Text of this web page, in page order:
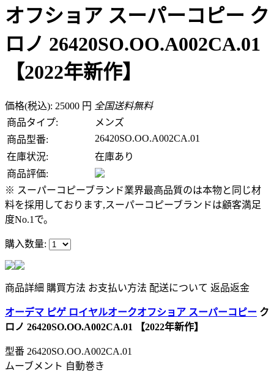
オフショア スーパーコピー ク
ロノ 26420SO.OO.A002CA.01
【2022年新作】
価格(税込): 25000 円 全国送料無料
商品タイプ:
メンズ
商品型番:
26420SO.OO.A002CA.01
在庫状況:
在庫あり
商品評価:
※ スーパーコピーブランド業界最高品質のは本物と同じ材
料を採用しております,スーパーコピーブランドは顧客満足
度No.1で。
購入数量:
商品詳細 購買方法 お支払い方法 配送について 返品返金
オーデマ ピゲ ロイヤルオークオフショア スーパーコピー ク
ロノ 26420SO.OO.A002CA.01 【2022年新作】
型番 26420SO.OO.A002CA.01
ムーブメント 自動巻き